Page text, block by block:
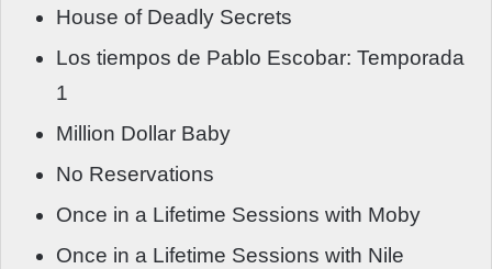
House of Deadly Secrets
Los tiempos de Pablo Escobar: Temporada
1
Million Dollar Baby
No Reservations
Once in a Lifetime Sessions with Moby
Once in a Lifetime Sessions with Nile